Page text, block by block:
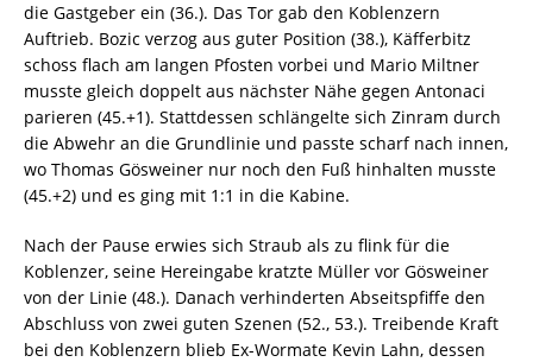
die Gastgeber ein (36.). Das Tor gab den Koblenzern
Auftrieb. Bozic verzog aus guter Position (38.), Käfferbitz
schoss flach am langen Pfosten vorbei und Mario Miltner
musste gleich doppelt aus nächster Nähe gegen Antonaci
parieren (45.+1). Stattdessen schlängelte sich Zinram durch
die Abwehr an die Grundlinie und passte scharf nach innen,
wo Thomas Gösweiner nur noch den Fuß hinhalten musste
(45.+2) und es ging mit 1:1 in die Kabine.
Nach der Pause erwies sich Straub als zu flink für die
Koblenzer, seine Hereingabe kratzte Müller vor Gösweiner
von der Linie (48.). Danach verhinderten Abseitspfiffe den
Abschluss von zwei guten Szenen (52., 53.). Treibende Kraft
bei den Koblenzern blieb Ex-Wormate Kevin Lahn, dessen